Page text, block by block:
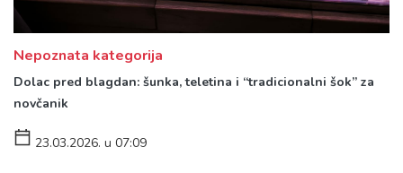
Nepoznata kategorija
Dolac pred blagdan: šunka, teletina i “tradicionalni šok” za
novčanik
23.03.2026. u 07:09